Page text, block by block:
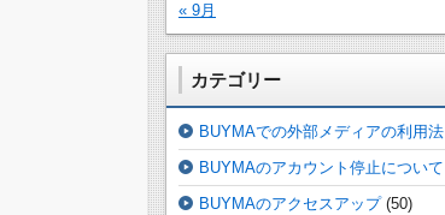
« 9月
カテゴリー
BUYMAでの外部メディアの利用法
BUYMAのアカウント停止について
BUYMAのアクセスアップ(50)